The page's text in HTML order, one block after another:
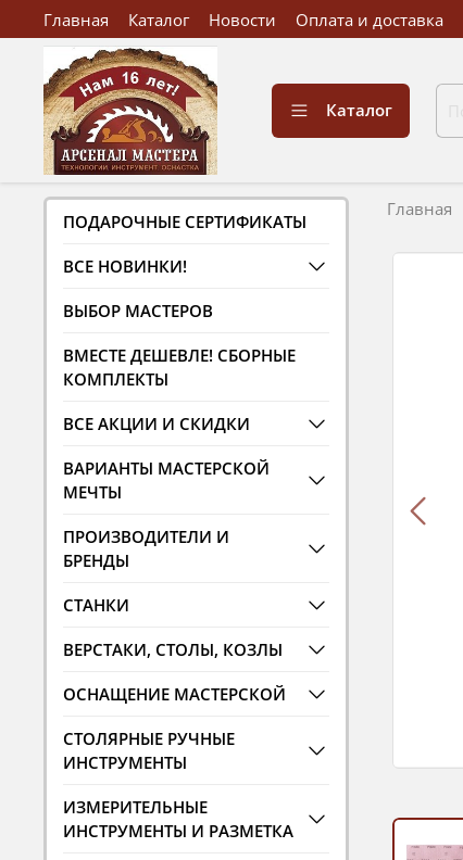
Главная Каталог Новости Оплата и доставка
Каталог
Главная
ПОДАРОЧНЫЕ СЕРТИФИКАТЫ
ВСЕ НОВИНКИ!
ВЫБОР МАСТЕРОВ
ВМЕСТЕ ДЕШЕВЛЕ! СБОРНЫЕ
КОМПЛЕКТЫ
ВСЕ АКЦИИ И СКИДКИ
ВАРИАНТЫ МАСТЕРСКОЙ
МЕЧТЫ
ПРОИЗВОДИТЕЛИ И
БРЕНДЫ
СТАНКИ
ВЕРСТАКИ, СТОЛЫ, КОЗЛЫ
ОСНАЩЕНИЕ МАСТЕРСКОЙ
СТОЛЯРНЫЕ РУЧНЫЕ
ИНСТРУМЕНТЫ
ИЗМЕРИТЕЛЬНЫЕ
ИНСТРУМЕНТЫ И РАЗМЕТКА